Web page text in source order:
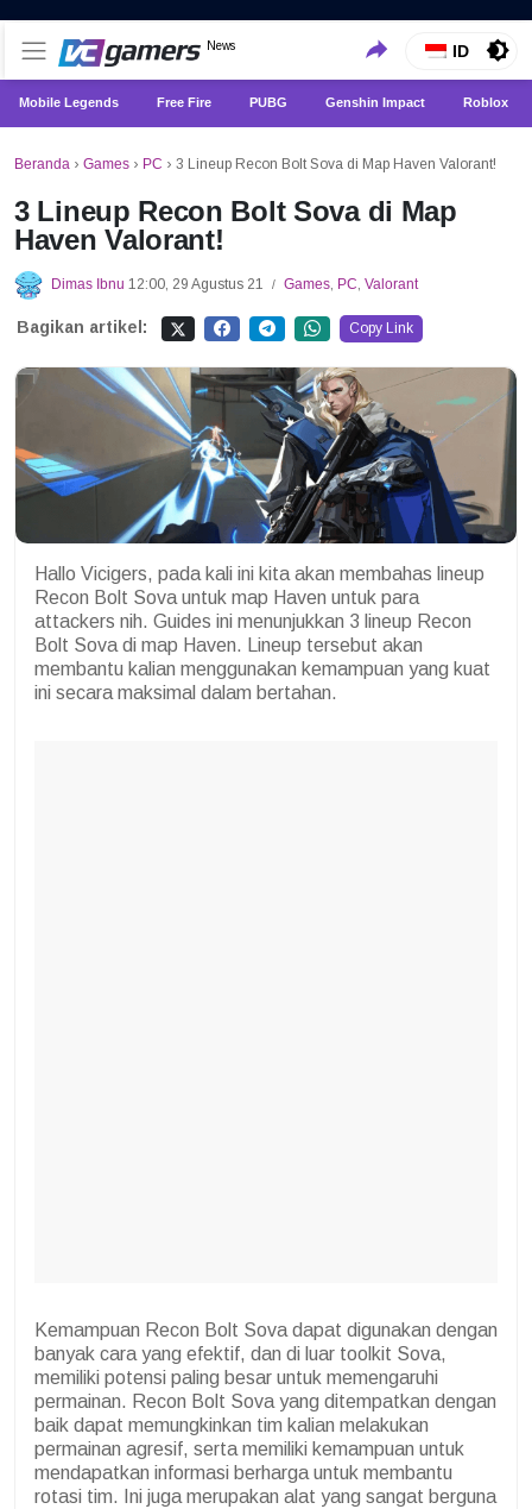
VCGamers News
News
Dapatkan Berita Games Terbaru Hanya di VCGamers
ID
Mobile Legends Free Fire PUBG Genshin Impact Roblox
Beranda › Games › PC › 3 Lineup Recon Bolt Sova di Map Haven Valorant!
3 Lineup Recon Bolt Sova di Map
Haven Valorant!
Dimas Ibnu 12:00, 29 Agustus 21 / Games, PC, Valorant
Bagikan artikel: Copy Link
Hallo Vicigers, pada kali ini kita akan membahas lineup
Recon Bolt Sova untuk map Haven untuk para
attackers nih. Guides ini menunjukkan 3 lineup Recon
Bolt Sova di map Haven. Lineup tersebut akan
membantu kalian menggunakan kemampuan yang kuat
ini secara maksimal dalam bertahan.
Kemampuan Recon Bolt Sova dapat digunakan dengan
banyak cara yang efektif, dan di luar toolkit Sova,
memiliki potensi paling besar untuk memengaruhi
permainan. Recon Bolt Sova yang ditempatkan dengan
baik dapat memungkinkan tim kalian melakukan
permainan agresif, serta memiliki kemampuan untuk
mendapatkan informasi berharga untuk membantu
rotasi tim. Ini juga merupakan alat yang sangat berguna